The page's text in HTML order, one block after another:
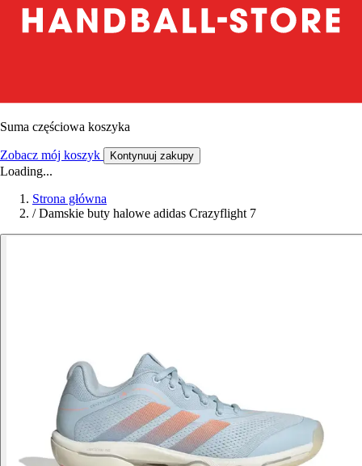
Suma częściowa koszyka
Zobacz mój koszyk Kontynuuj zakupy
Loading...
Strona główna
/ Damskie buty halowe adidas Crazyflight 7